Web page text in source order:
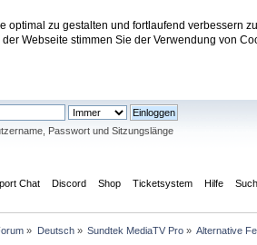
optimal zu gestalten und fortlaufend verbessern
Webseite stimmen Sie der Verwendung von
Forum
Passwort und Sitzungslänge
Chat Discord Shop Ticketsystem Hilfe
» Deutsch» Sundtek MediaTV Pro» Alternative